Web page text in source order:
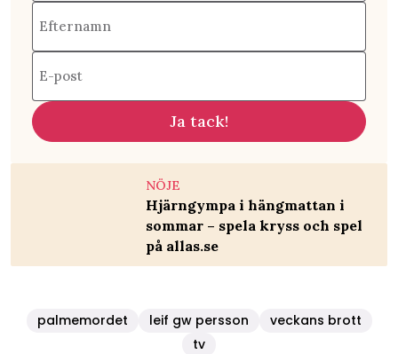
Efternamn
E-post
Ja tack!
NÖJE
Hjärngympa i hängmattan i
sommar – spela kryss och spel
på allas.se
palmemordet leif gw persson
veckans brott
tv